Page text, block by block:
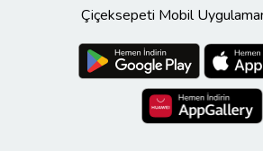
Çiçeksepeti Mobil